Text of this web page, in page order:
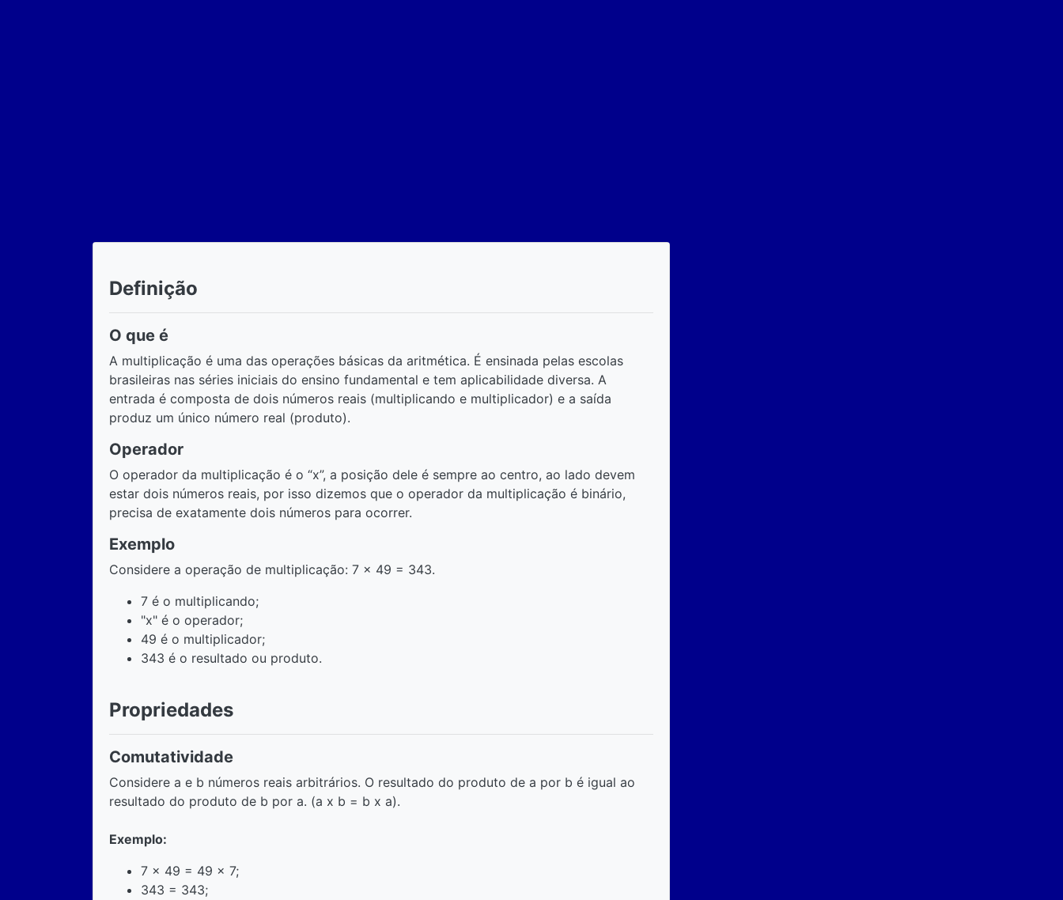
Definição
O que é
A multiplicação é uma das operações básicas da aritmética. É ensinada pelas escolas
brasileiras nas séries iniciais do ensino fundamental e tem aplicabilidade diversa. A
entrada é composta de dois números reais (multiplicando e multiplicador) e a saída
produz um único número real (produto).
Operador
O operador da multiplicação é o “x”, a posição dele é sempre ao centro, ao lado devem
estar dois números reais, por isso dizemos que o operador da multiplicação é binário,
precisa de exatamente dois números para ocorrer.
Exemplo
Considere a operação de multiplicação: 7 x 49 = 343.
7 é o multiplicando;
"x" é o operador;
49 é o multiplicador;
343 é o resultado ou produto.
Propriedades
Comutatividade
Considere a e b números reais arbitrários. O resultado do produto de a por b é igual ao
resultado do produto de b por a. (a x b = b x a).
Exemplo:
7 x 49 = 49 x 7;
343 = 343;